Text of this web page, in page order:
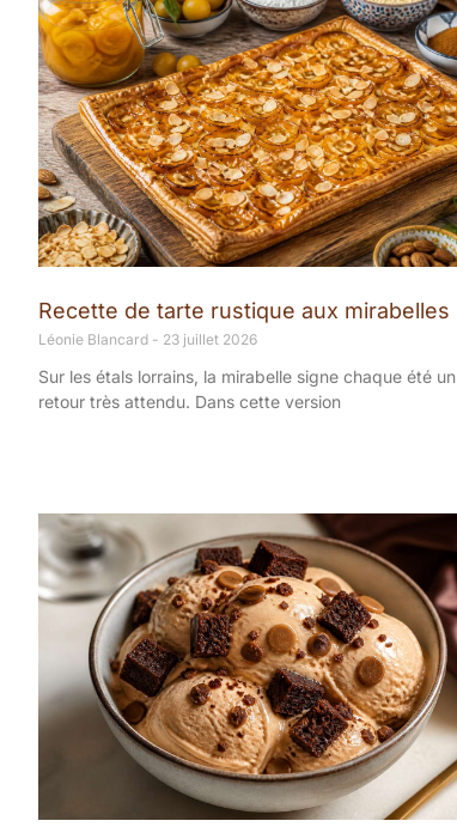
Recette de tarte rustique aux mirabelles
Léonie Blancard 23 juillet 2026
Sur les étals lorrains, la mirabelle signe chaque été un
retour très attendu. Dans cette version